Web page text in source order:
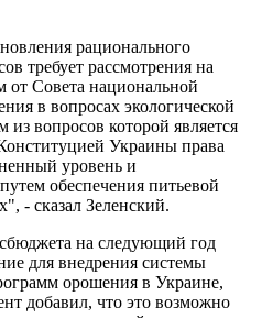
рационального
требует рассмотрения на
Совета национальной
в вопросах экологической
вопросов которой является
Украины права
уровень и
обеспечения питьевой
- сказал Зеленский.
на следующий год
для внедрения системы
орошения в Украине,
добавил, что это возможно